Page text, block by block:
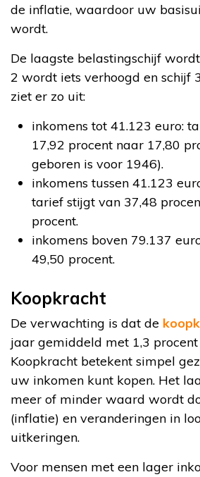
de inflatie, waardoor uw
wordt.
De laagste belastingschijf
2 wordt iets verhoogd en schijf
ziet er zo uit:
inkomens tot 41.123 euro:
17,92 procent naar 17,80
geboren is voor 1946).
inkomens tussen 41.123
tarief stijgt van 37,48
procent.
inkomens boven 79.137
49,50 procent.
Koopkracht
De verwachting is dat de
jaar gemiddeld met 1,3 procent
Koopkracht betekent simpel
uw inkomen kunt kopen. Het
meer of minder waard wordt
(inflatie) en veranderingen in
uitkeringen.
Voor mensen met een lager